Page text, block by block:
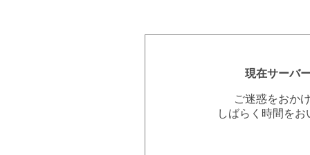
現在サーバ
ご迷惑をおか
しばらく時間を